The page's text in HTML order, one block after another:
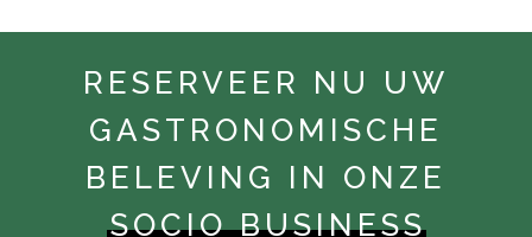
RESERVEER NU UW
GASTRONOMISCHE
BELEVING IN ONZE
SOCIO BUSINESS